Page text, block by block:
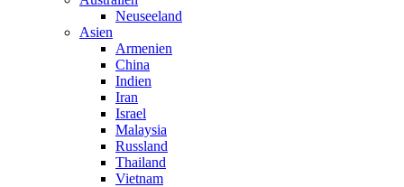
Neuseeland
Asien
Armenien
China
Indien
Iran
Israel
Malaysia
Russland
Thailand
Vietnam